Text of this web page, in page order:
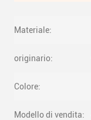
Materiale:
originario:
Colore:
Modello di vendita: